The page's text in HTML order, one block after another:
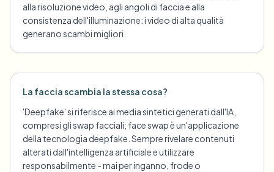
alla risoluzione video, agli angoli di faccia e alla
consistenza dell'illuminazione: i video di alta qualità
generano scambi migliori.
La faccia scambia la stessa cosa?
'Deepfake' si riferisce ai media sintetici generati dall'IA,
compresi gli swap facciali; face swap è un'applicazione
della tecnologia deepfake. Sempre rivelare contenuti
alterati dall'intelligenza artificiale e utilizzare
responsabilmente - mai per inganno, frode o